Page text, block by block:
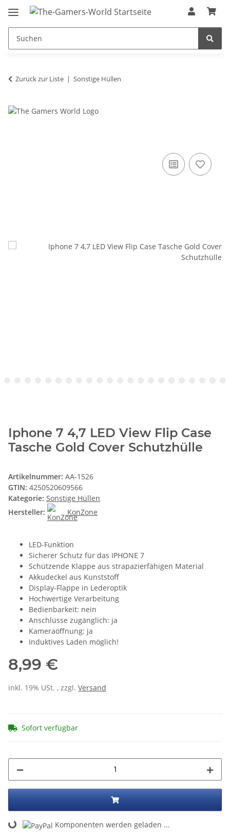
Zurück zur Liste Sonstige Hüllen
Iphone 7 4,7 LED View Flip Case
Tasche Gold Cover Schutzhülle
Artikelnummer: AA-1526
GTIN: 4250520609566
Kategorie: Sonstige Hüllen
Hersteller:
KonZone
LED-Funktion
Sicherer Schutz für das IPHONE 7
Schützende Klappe aus strapazierfähigen Material
Akkudeckel aus Kunststoff
Display-Flappe in Lederoptik
Hochwertige Verarbeitung
Bedienbarkeit: nein
Anschlüsse zugänglich: ja
Kameraöffnung: ja
Induktives Laden möglich!
8,99 €
inkl. 19% USt. , zzgl. Versand
Sofort verfügbar
Komponenten werden geladen ...